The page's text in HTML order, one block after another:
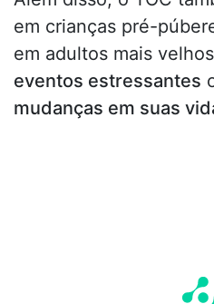
em crianças pré-
em adultos mais
eventos estressantes
mudanças em suas